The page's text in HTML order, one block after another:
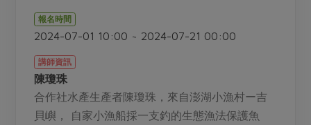
調味醬料/南北貨
休閒零嘴 沖泡飲品
保健食品
居家好物
湯品．鍋物
涼拌沙拉
飲品
議題活動
主婦聯盟X樂齡網特約優惠案
非基改運動
廢核運動 能源議題
減添加物
更多議題
硝酸鹽檢驗
社員權益
合作社法規
報名時間
2024-07-01 10:00 ~ 2024-07-21 00:00
講師資訊
陳瓊珠
合作社水產生產者陳瓊珠，來自澎湖小漁村ー吉
貝嶼， 自家小漁船採一支釣的生態漁法保護魚